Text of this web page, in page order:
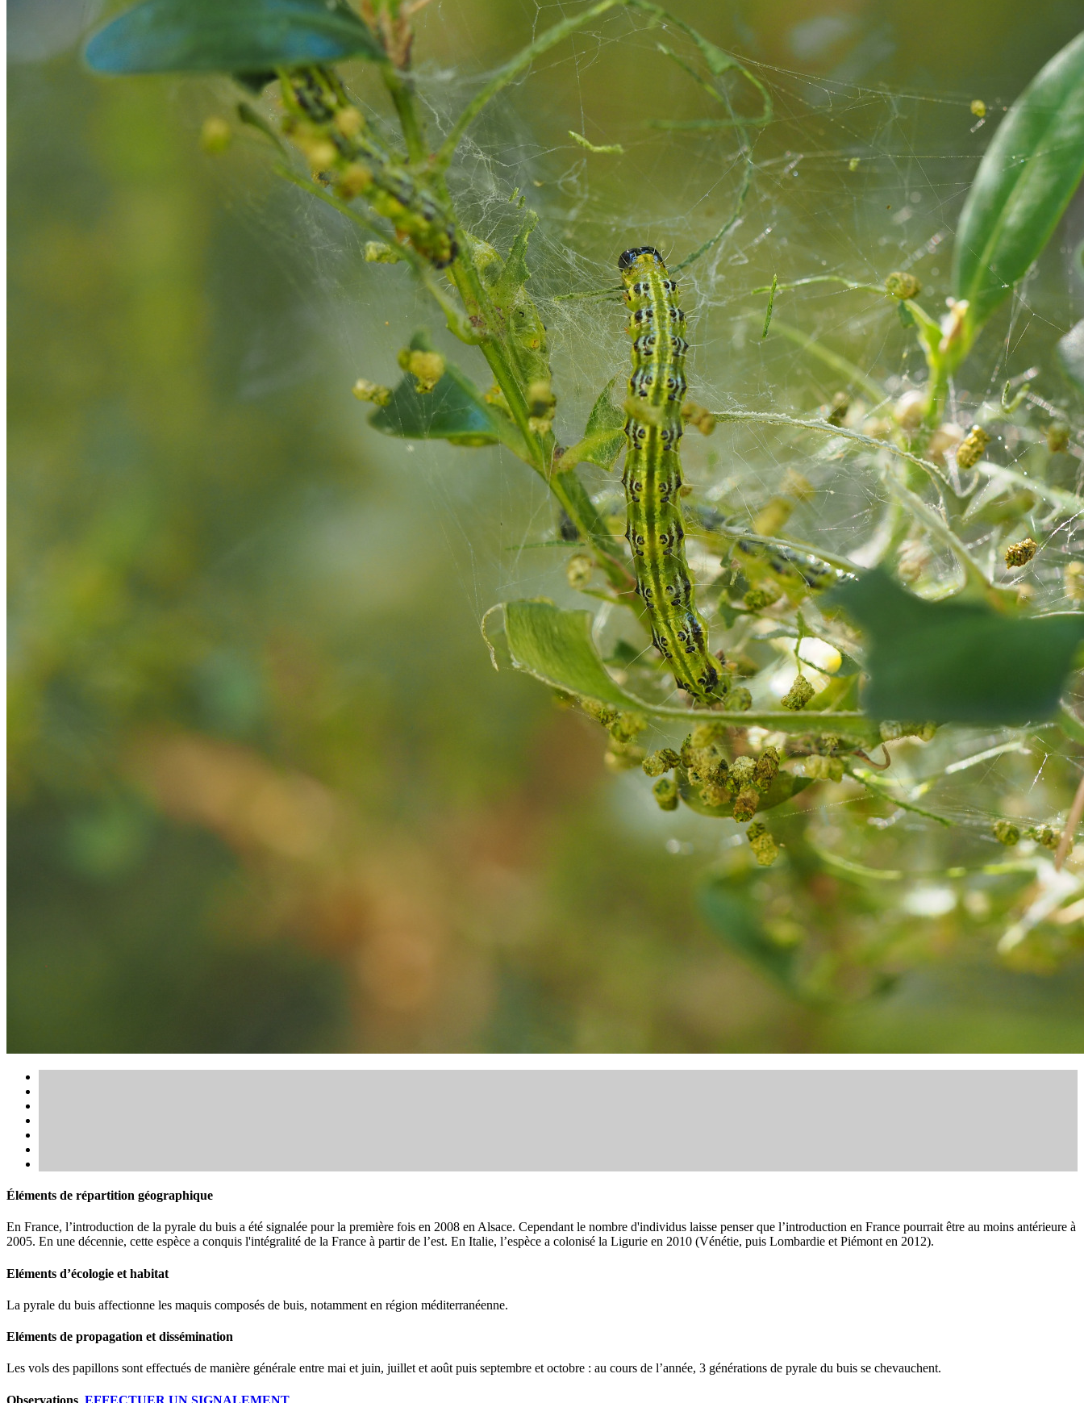
Éléments de répartition géographique
En France, l’introduction de la pyrale du buis a été signalée pour la première fois en 2008 en Alsace. Cependant le nombre d'individus laisse penser que l’introduction en France pourrait être au moins antérieure à
2005. En une décennie, cette espèce a conquis l'intégralité de la France à partir de l’est. En Italie, l’espèce a colonisé la Ligurie en 2010 (Vénétie, puis Lombardie et Piémont en 2012).
Eléments d’écologie et habitat
La pyrale du buis affectionne les maquis composés de buis, notamment en région méditerranéenne.
Eléments de propagation et dissémination
Les vols des papillons sont effectués de manière générale entre mai et juin, juillet et août puis septembre et octobre : au cours de l’année, 3 générations de pyrale du buis se chevauchent.
Observations EFFECTUER UN SIGNALEMENT